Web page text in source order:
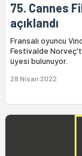
75. Cannes
açıklandı
Fransalı oyuncu
Festivalde
üyesi bulunuyor.
28 Nisan 2022